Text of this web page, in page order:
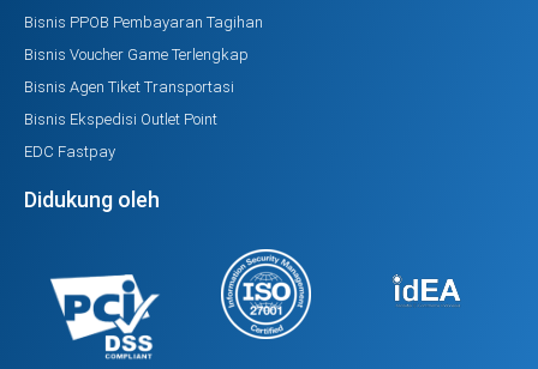
Bisnis PPOB Pembayaran Tagihan
Bisnis Voucher Game Terlengkap
Bisnis Agen Tiket Transportasi
Bisnis Ekspedisi Outlet Point
EDC Fastpay
Didukung oleh